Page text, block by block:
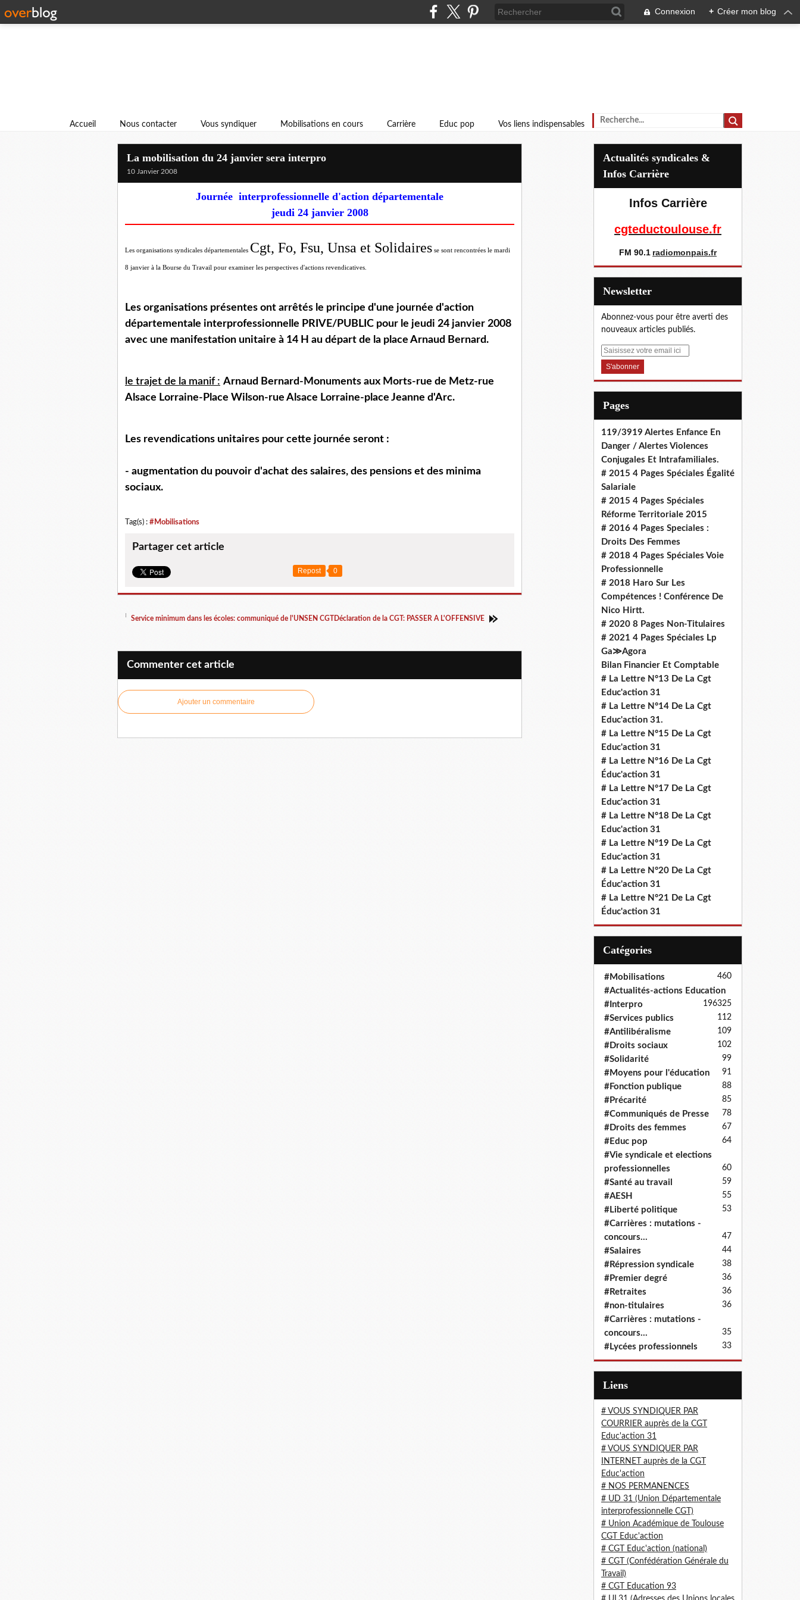
Connexion + Créer mon blog
Accueil Nous contacter Vous syndiquer Mobilisations en cours Carrière Educ pop Vos liens indispensables
La mobilisation du 24 janvier sera interpro
10 Janvier 2008
Journée interprofessionnelle d'action départementale
jeudi 24 janvier 2008
Les organisations syndicales départementales Cgt, Fo, Fsu, Unsa et Solidaires se sont rencontrées le mardi
8 janvier à la Bourse du Travail pour examiner les perspectives d'actions revendicatives.
Les organisations présentes ont arrêtés le principe d'une journée d'action
départementale interprofessionnelle PRIVE/PUBLIC pour le jeudi 24 janvier 2008
avec une manifestation unitaire à 14 H au départ de la place Arnaud Bernard.
le trajet de la manif : Arnaud Bernard-Monuments aux Morts-rue de Metz-rue
Alsace Lorraine-Place Wilson-rue Alsace Lorraine-place Jeanne d'Arc.
Les revendications unitaires pour cette journée seront :
- augmentation du pouvoir d'achat des salaires, des pensions et des minima
sociaux.
Tag(s) : #Mobilisations
Partager cet article
Repost 0
Service minimum dans les écoles: communiqué de l'UNSEN CGTDéclaration de la CGT: PASSER A L'OFFENSIVE
Commenter cet article
Ajouter un commentaire
Actualités syndicales &
Infos Carrière
Infos Carrière
cgteductoulouse.fr
FM 90.1 radiomonpais.fr
Newsletter
Abonnez-vous pour être averti des
nouveaux articles publiés.
E
a
Pages
119/3919 Alertes Enfance En
Danger / Alertes Violences
Conjugales Et Intrafamiliales.
# 2015 4 Pages Spéciales Égalité
Salariale
# 2015 4 Pages Spéciales
Réforme Territoriale 2015
# 2016 4 Pages Speciales :
Droits Des Femmes
# 2018 4 Pages Spéciales Voie
Professionnelle
# 2018 Haro Sur Les
Compétences ! Conférence De
Nico Hirtt.
# 2020 8 Pages Non-Titulaires
# 2021 4 Pages Spéciales Lp
Ga≫Agora
Bilan Financier Et Comptable
# La Lettre N°13 De La Cgt
Educ'action 31
# La Lettre N°14 De La Cgt
Educ'action 31.
# La Lettre N°15 De La Cgt
Educ'action 31
# La Lettre N°16 De La Cgt
Éduc'action 31
# La Lettre N°17 De La Cgt
Educ'action 31
# La Lettre N°18 De La Cgt
Educ'action 31
# La Lettre N°19 De La Cgt
Educ'action 31
# La Lettre N°20 De La Cgt
Éduc'action 31
# La Lettre N°21 De La Cgt
Éduc'action 31
Catégories
#Mobilisations 460
#Actualités-actions Education
325
#Interpro 196
#Services publics 112
#Antilibéralisme 109
#Droits sociaux 102
#Solidarité 99
#Moyens pour l'éducation 91
#Fonction publique 88
#Précarité 85
#Communiqués de Presse 78
#Droits des femmes 67
#Educ pop 64
#Vie syndicale et elections
professionnelles
60
#Santé au travail 59
#AESH 55
#Liberté politique 53
#Carrières : mutations -
concours...
47
#Salaires 44
#Répression syndicale 38
#Premier degré 36
#Retraites 36
#non-titulaires 36
#Carrières : mutations -
concours...
35
#Lycées professionnels 33
Liens
# VOUS SYNDIQUER PAR
COURRIER auprès de la CGT
Educ'action 31
# VOUS SYNDIQUER PAR
INTERNET auprès de la CGT
Educ'action
# NOS PERMANENCES
# UD 31 (Union Départementale
interprofessionnelle CGT)
# Union Académique de Toulouse
CGT Educ'action
# CGT Educ'action (national)
# CGT (Confédération Générale du
Travail)
# CGT Education 93